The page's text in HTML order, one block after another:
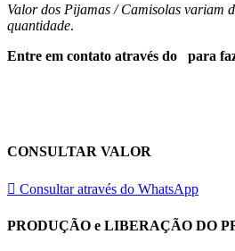
Valor dos Pijamas / Camisolas variam
quantidade.
Entre em contato através do para
CONSULTAR VALOR
Consultar através do WhatsApp
PRODUÇÃO e LIBERAÇÃO DO